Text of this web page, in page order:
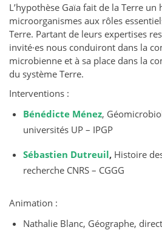
L’hypothèse Gaïa fait de la Terre
microorganismes aux rôles
Terre. Partant de leurs expertises
invité·es nous conduiront dans la
microbienne et à sa place dans la
du système Terre.
Interventions :
Bénédicte Ménez,
universités UP – IPGP
Sébastien Dutreuil, Histoire
recherche CNRS – CGGG
Animation :
Nathalie Blanc, Géographe,